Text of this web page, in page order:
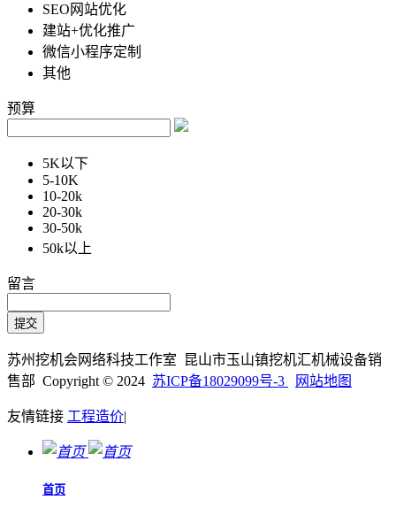
SEO网站优化
建站+优化推广
微信小程序定制
其他
预算
5K以下
5-10K
10-20k
20-30k
30-50k
50k以上
留言
苏州挖机会网络科技工作室 昆山市玉山镇挖机汇机械设备销
售部 Copyright © 2024 苏ICP备18029099号-3 网站地图
友情链接 工程造价|
首页